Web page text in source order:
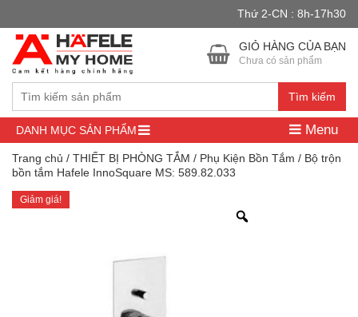
Thứ 2-CN : 8h-17h30
Tìm kiếm
GIỎ HÀNG CỦA BẠN
Chưa có sản phẩm
DANH MỤC SẢN PHẨM Menu
Trang chủ / THIẾT BỊ PHÒNG TẮM / Phụ Kiện Bồn Tắm / Bộ trộn
bồn tắm Hafele InnoSquare MS: 589.82.033
Giảm giá!
Đây là cửa hàng demo nhằm mục đích thử nghiệm — các đơn hàng
sẽ không có hiệu lực.